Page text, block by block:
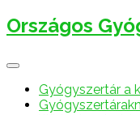
Országos
Gyógyszertár a